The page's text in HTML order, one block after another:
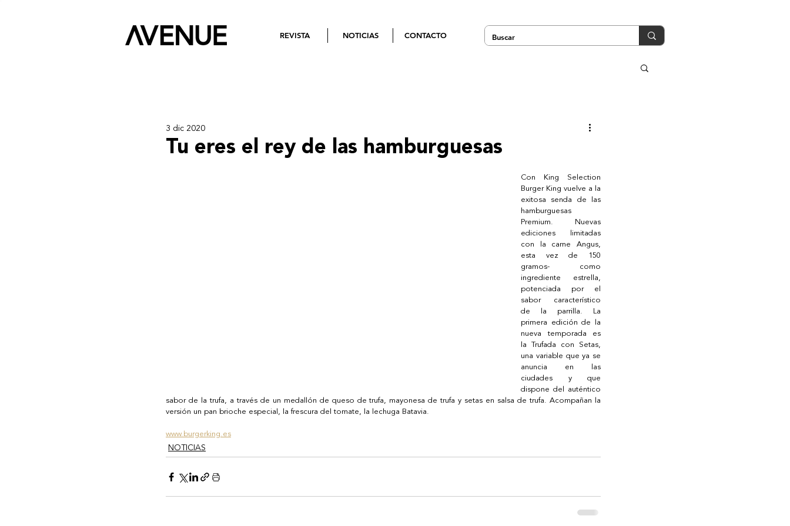
REVISTA NOTICIAS CONTACTO
Tu eres el rey de las hamburguesas
3 dic 2020
Con King Selection
Burger King vuelve a la
exitosa senda de las
hamburguesas
Premium. Nuevas
ediciones limitadas
con la carne Angus,
esta vez de 150
gramos- como
ingrediente estrella,
potenciada por el
sabor característico
de la parrilla. La
primera edición de la
nueva temporada es
la Trufada con Setas,
una variable que ya se
anuncia en las
ciudades y que
dispone del auténtico
sabor de la trufa, a través de un medallón de queso de trufa, mayonesa de trufa y setas en salsa de trufa. Acompañan la
versión un pan brioche especial, la frescura del tomate, la lechuga Batavia.
www.burgerking.es
NOTICIAS